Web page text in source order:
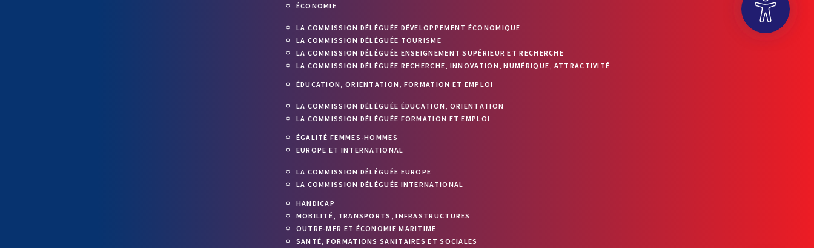
ÉCONOMIE
LA COMMISSION DÉLÉGUÉE DÉVELOPPEMENT ÉCONOMIQUE
LA COMMISSION DÉLÉGUÉE TOURISME
LA COMMISSION DÉLÉGUÉE ENSEIGNEMENT SUPÉRIEUR ET RECHERCHE
LA COMMISSION DÉLÉGUÉE RECHERCHE, INNOVATION, NUMÉRIQUE, ATTRACTIVITÉ
ÉDUCATION, ORIENTATION, FORMATION ET EMPLOI
LA COMMISSION DÉLÉGUÉE ÉDUCATION, ORIENTATION
LA COMMISSION DÉLÉGUÉE FORMATION ET EMPLOI
ÉGALITÉ FEMMES-HOMMES
EUROPE ET INTERNATIONAL
LA COMMISSION DÉLÉGUÉE EUROPE
LA COMMISSION DÉLÉGUÉE INTERNATIONAL
HANDICAP
MOBILITÉ, TRANSPORTS, INFRASTRUCTURES
OUTRE-MER ET ÉCONOMIE MARITIME
SANTÉ, FORMATIONS SANITAIRES ET SOCIALES